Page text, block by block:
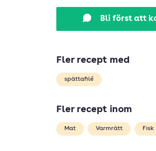
Bli först att
Fler recept med
spättafilé
Fler recept inom
Mat Varmrätt Fisk